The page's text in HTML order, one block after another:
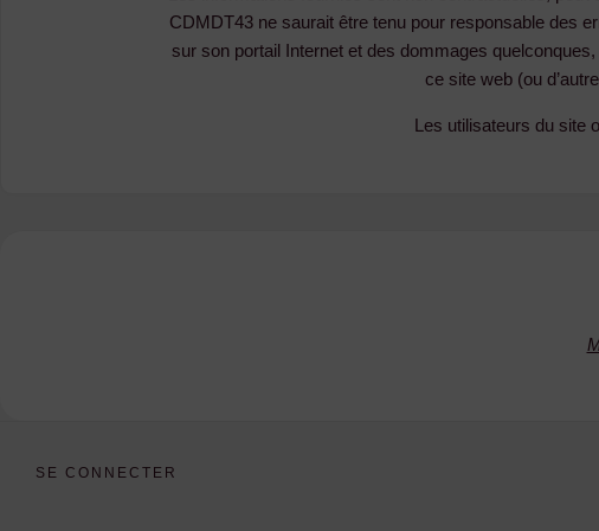
CDMDT43 ne saurait être tenu pour responsable des
sur son portail Internet et des dommages
ce site web (ou
Les utilisateurs du site
SE CONNECTER